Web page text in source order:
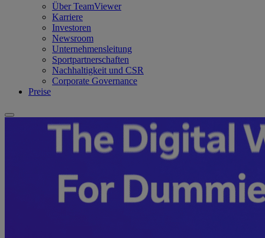
Über TeamViewer
Karriere
Investoren
Newsroom
Unternehmensleitung
Sportpartnerschaften
Nachhaltigkeit und CSR
Corporate Governance
Preise